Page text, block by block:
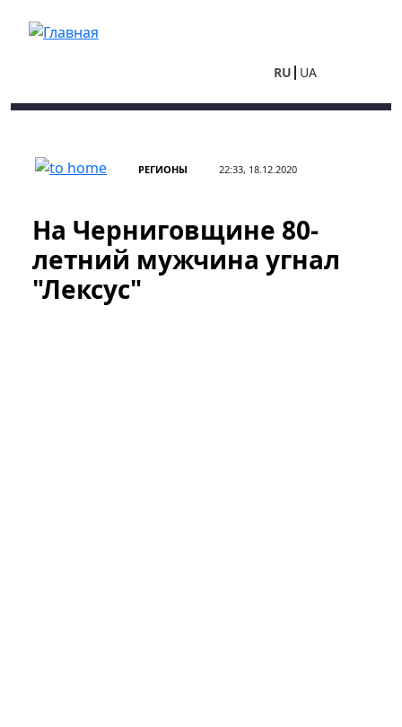
RU UA
РЕГИОНЫ 22:33, 18.12.2020
На Черниговщине 80-
летний мужчина угнал
"Лексус"